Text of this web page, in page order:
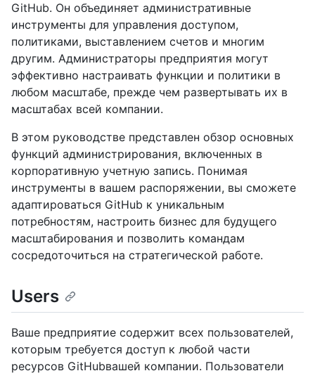
GitHub. Он объединяет административные
инструменты для управления доступом,
политиками, выставлением счетов и многим
другим. Администраторы предприятия могут
эффективно настраивать функции и политики в
любом масштабе, прежде чем развертывать их в
масштабах всей компании.
В этом руководстве представлен обзор основных
функций администрирования, включенных в
корпоративную учетную запись. Понимая
инструменты в вашем распоряжении, вы сможете
адаптироваться GitHub к уникальным
потребностям, настроить бизнес для будущего
масштабирования и позволить командам
сосредоточиться на стратегической работе.
Users
Ваше предприятие содержит всех пользователей,
которым требуется доступ к любой части
ресурсов GitHubвашей компании. Пользователи